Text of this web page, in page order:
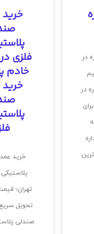
در
در
فلزی
خادم
خرید
تهران؛
تحویل
صندلی